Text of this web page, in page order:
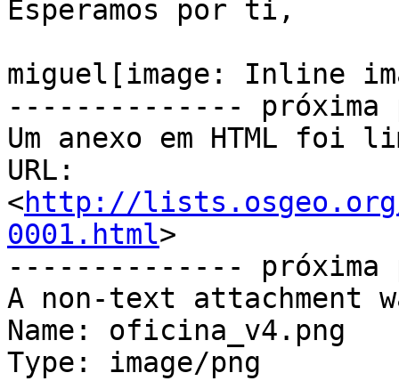
Esperamos por ti,
miguel[image: Inline
--------------
Um anexo em HTML foi
URL:
<http://lists.osgeo.org/
0001.html>
--------------
A non-text attachment
Name: oficina_v4.png
Type: image/png